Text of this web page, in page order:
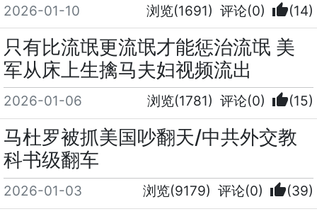
2026-01-10 浏览(1691) 评论(0) thumb_up(14)
只有比流氓更流氓才能惩治流氓 美
军从床上生擒马夫妇视频流出
2026-01-06 浏览(1781) 评论(0) thumb_up(15)
马杜罗被抓美国吵翻天/中共外交教
科书级翻车
2026-01-03 浏览(9179) 评论(0) thumb_up(39)